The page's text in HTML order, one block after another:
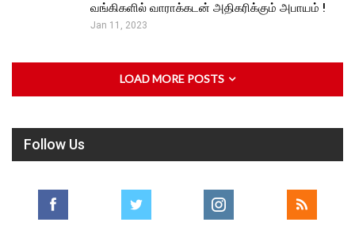
வங்கிகளில் வாராக்கடன் அதிகரிக்கும் அபாயம் !
Jan 11, 2023
LOAD MORE POSTS
Follow Us